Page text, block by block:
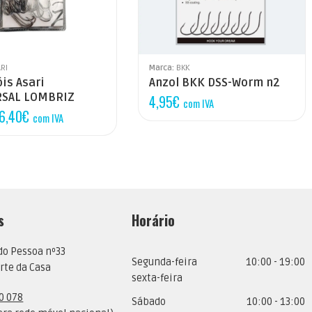
Asari
LOMBRIZ
€ com IVA
2
0
Marca: BKK
Anzol BKK DSS-Worm n2
4,95€ com IVA
Pessoa nº33
da Casa
078
Horário
Segunda-feira
sexta-feira
10:00 - 19:00
Sábado 10:00 - 13:00